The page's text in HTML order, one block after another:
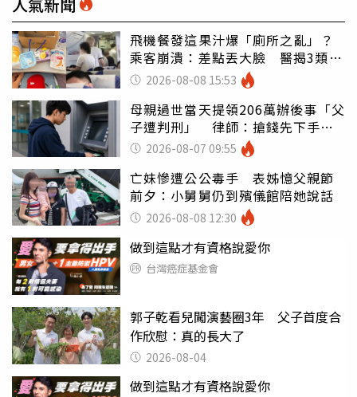
飛機餐發這果汁爆「廁所之亂」？
乘客崩潰：差點丟大臉 醫揭3類人
別亂喝
2026-08-08 15:53
母親過世當天提領206萬辦後事「父
子遭判刑」 律師：搶錢先下手是
罪 2026-08-07 09:55
亡妹慘遭公公毒手 表姊憶父親節
前夕：小舅舅仍到殯儀館陪她說話
2026-08-08 12:30
做到這點才有資格說愛你
台灣癌症基金會
郭子乾看兒闖演藝圈3年 父子首度合
作欣慰：真的長大了
2026-08-04
做到這點才有資格說愛你